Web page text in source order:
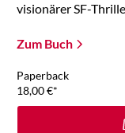
visionärer SF-
Zum Buch
Paperback
18,00€*